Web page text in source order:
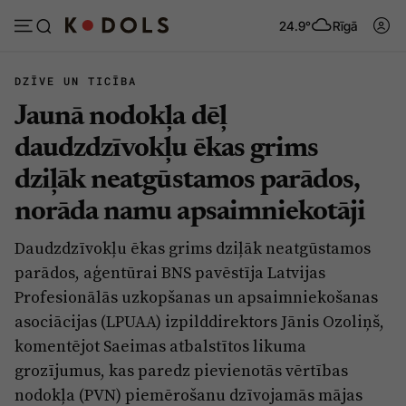
24.9° Rīgā
Abonēt Pieslēgties
Ziņas
Politika
Pašvaldības
Izglītība
Veselība
Vide
Tēmas
Viedokļi
Dzīve un ticība
Ekonomika
Krimināli
Sarunas
DZĪVE UN TICĪBA
Jaunā nodokļa dēļ
daudzdzīvokļu ēkas grims
dziļāk neatgūstamos parādos,
norāda namu apsaimniekotāji
Daudzdzīvokļu ēkas grims dziļāk neatgūstamos
parādos, aģentūrai BNS pavēstīja Latvijas
Profesionālās uzkopšanas un apsaimniekošanas
asociācijas (LPUAA) izpilddirektors Jānis Ozoliņš,
komentējot Saeimas atbalstītos likuma
grozījumus, kas paredz pievienotās vērtības
nodokļa (PVN) piemērošanu dzīvojamās mājas